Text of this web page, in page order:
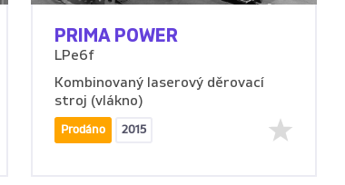
PRIMA POWER
LPe6f
Kombinovaný laserový děrovací
stroj (vlákno)
Prodáno 2015